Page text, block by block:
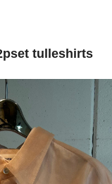
tulleshirts